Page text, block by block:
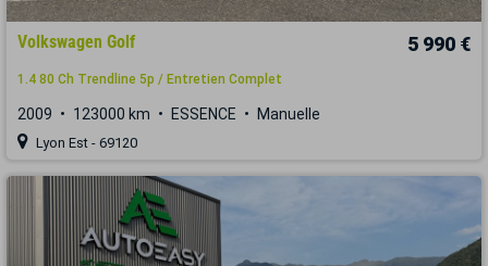
Volkswagen Golf 5 990 €
1.4 80 Ch Trendline 5p / Entretien Complet
2009 123000 km ESSENCE Manuelle
Lyon Est - 69120